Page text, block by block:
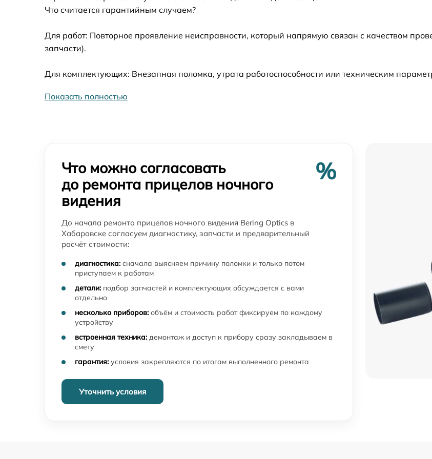
Замена ключей управления прицела
Замена микросхемы логики прицела
ночного видения Bering Optics
Ремонт встроенного дальнометра и других
устройств прицела ночного видения Bering
от 60 мин
Ремонт оптики прицела ночного видения
Bering Optics
от 60 мин
Восстановление питания прицела ночного
видения Bering Optics
Замена CORE прицела ночного видения
Bering Optics
Ремонт контроллеров прицела ночного
Ремонт электронно-лучевой трубки прицела
ночного видения Bering Optics
характеристик прицела ночного видения
Bering Optics
Замена шим контроллера прицела ночного
видения Bering Optics
ночного видения Bering Optics
Ремонт капиллярной трубки прицела
Что считается гарантийным случаем?
Для работ: Повторное проявление неисправности, который напрямую связан с качеством
запчасти).
Для комплектующих: Внезапная поломка, утрата работоспособности или техническим
Показать полностью
Что можно согласовать
до ремонта прицелов ночного
видения
%
До начала ремонта прицелов ночного видения Bering Optics в
Хабаровске согласуем диагностику, запчасти и предварительный
расчёт стоимости:
диагностика: сначала выясняем причину поломки и только потом
приступаем к работам
детали: подбор запчастей и комплектующих обсуждается с вами
отдельно
несколько приборов: объём и стоимость работ фиксируем по каждому
устройству
встроенная техника: демонтаж и доступ к прибору сразу закладываем в
смету
гарантия: условия закрепляются по итогам выполненного ремонта
Уточнить условия